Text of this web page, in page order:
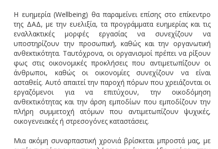
Η ευημερία (Wellbeing) θα παραμείνει επίσης στο επίκεντρο
της ΔΑΔ, με την ευελιξία, τα προγράμματα ευημερίας και τις
εναλλακτικές μορφές εργασίας να συνεχίζουν να
υποστηρίζουν την προσωπική, καθώς και την οργανωτική
ανθεκτικότητα. Ταυτόχρονα, οι οργανισμοί πρέπει να ρίξουν
φως στις οικονομικές προκλήσεις που αντιμετωπίζουν οι
άνθρωποι, καθώς οι οικονομίες συνεχίζουν να είναι
ασταθείς. Αυτό απαιτεί την παροχή πόρων που χρειάζονται οι
εργαζόμενοι για να επιτύχουν, την οικοδόμηση
ανθεκτικότητας και την άρση εμποδίων που εμποδίζουν την
πλήρη συμμετοχή ατόμων που αντιμετωπίζουν ψυχικές,
οικογενειακές ή στρεσογόνες καταστάσεις.
Μια ακόμη συναρπαστική χρονιά βρίσκεται μπροστά μας, με